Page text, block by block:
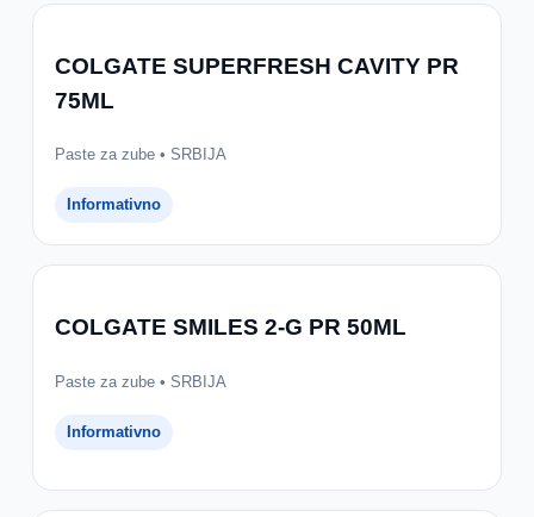
COLGATE SUPERFRESH CAVITY PR
75ML
Paste za zube • SRBIJA
Informativno
COLGATE SMILES 2-G PR 50ML
Paste za zube • SRBIJA
Informativno